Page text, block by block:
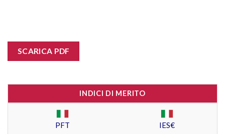
SCARICA PDF
INDICI DI MERITO
PFT IES€